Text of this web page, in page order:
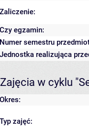
Zaliczenie:
Czy egzamin:
Numer semestru
Jednostka realizująca
Zajęcia w cyklu
Okres:
Typ zajęć: